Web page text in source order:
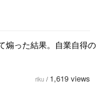
煽った結果。自業自得の
riku / 1,619 views